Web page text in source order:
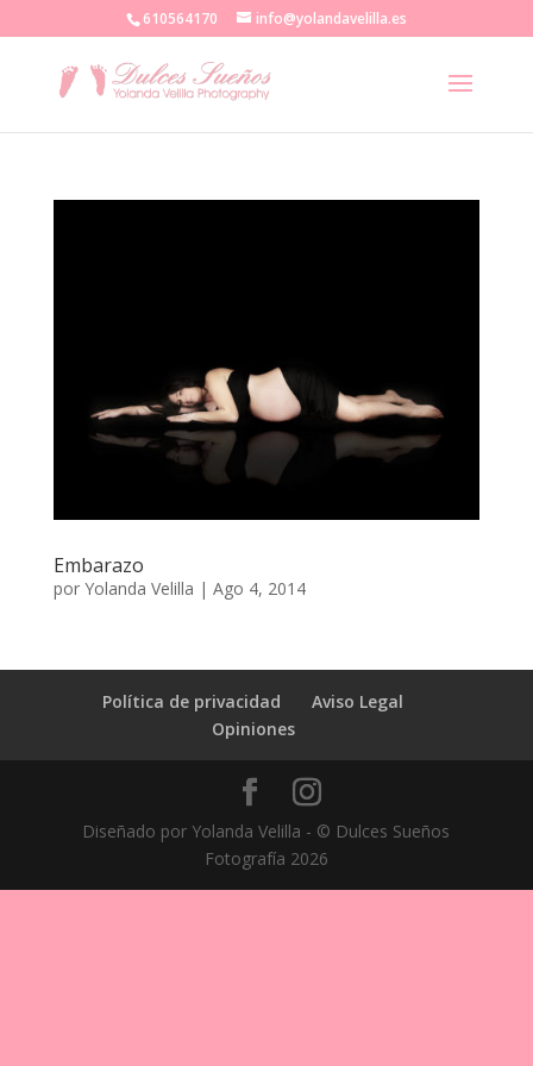
610564170 info@yolandavelilla.es
Embarazo
por Yolanda Velilla | Ago 4, 2014
Política de privacidad
Aviso Legal
Opiniones
Diseñado por Yolanda Velilla - © Dulces Sueños
Fotografía 2026